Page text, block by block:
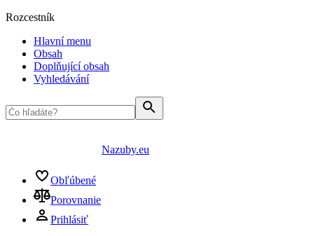
Rozcestník
Hlavní menu
Obsah
Doplňující obsah
Vyhledávání
Nazuby.eu
Obľúbené
Porovnanie
Prihlásiť